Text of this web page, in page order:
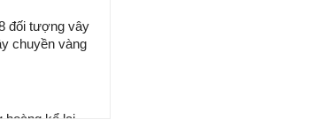
đối tượng vây
chuyền vàng